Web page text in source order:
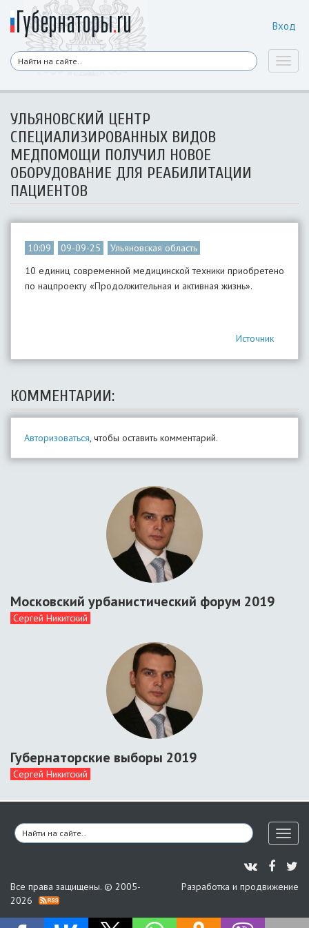
Вход
УЛЬЯНОВСКИЙ ЦЕНТР
СПЕЦИАЛИЗИРОВАННЫХ ВИДОВ
МЕДПОМОЩИ ПОЛУЧИЛ НОВОЕ
ОБОРУДОВАНИЕ ДЛЯ РЕАБИЛИТАЦИИ
ПАЦИЕНТОВ
10:09 09-09-25
Ульяновская область
10 единиц современной медицинской техники приобретено
по нацпроекту «Продолжительная и активная жизнь».
Источник
КОММЕНТАРИИ:
Авторизоваться, чтобы оставить комментарий.
Московский урбанистический форум 2019
Сергей Никитский
Губернаторские выборы 2019
Сергей Никитский
Все права защищены. © 2005-
2026
Разработка и продвижение